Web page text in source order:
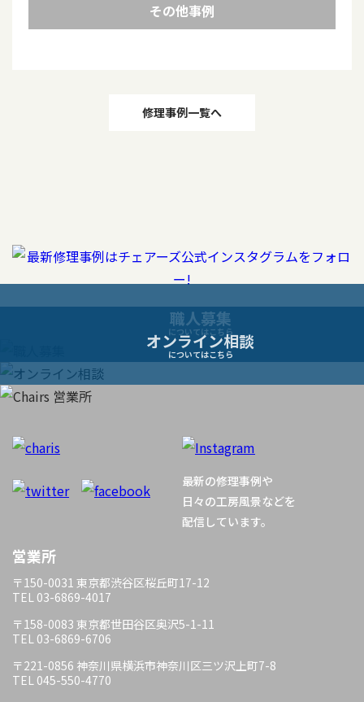
その他事例
ゲ
ー
シ
ョ
ン
修理事例一覧へ
職人募集
についてはこちら
オンライン相談
についてはこちら
最新の修理事例や
日々の工房風景などを
配信しています。
営業所
〒150-0031 東京都渋谷区桜丘町17-12
TEL 03-6869-4017
〒158-0083 東京都世田谷区奥沢5-1-11
TEL 03-6869-6706
〒221-0856 神奈川県横浜市神奈川区三ツ沢上町7-8
TEL 045-550-4770